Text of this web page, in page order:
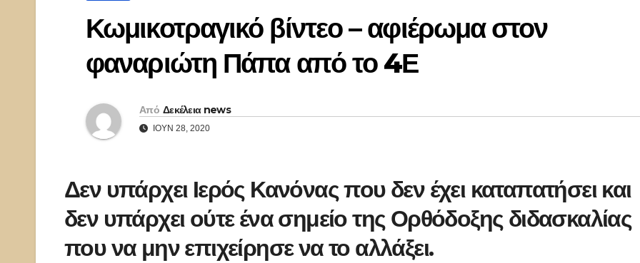
Κωμικοτραγικό βίντεο – αφιέρωμα στον
φαναριώτη Πάπα από το 4Ε
Από Δεκέλεια news
ΙΟΎΝ 28, 2020
Δεν υπάρχει Ιερός Κανόνας που δεν έχει καταπατήσει και
δεν υπάρχει ούτε ένα σημείο της Ορθόδοξης διδασκαλίας
που να μην επιχείρησε να το αλλάξει.